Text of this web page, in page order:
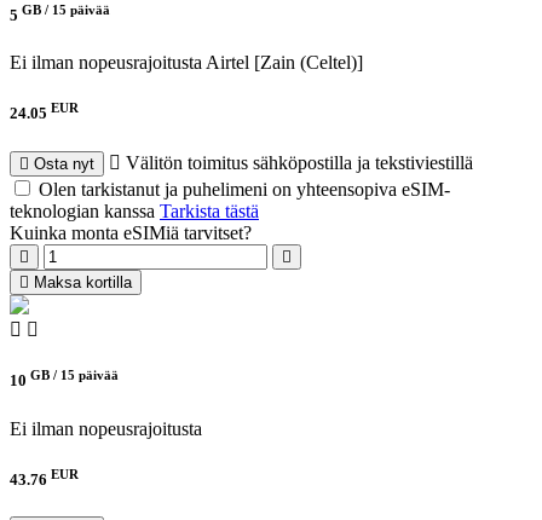
5 GB / 15 päivää
Ei ilman nopeusrajoitusta Airtel [Zain (Celtel)]
24.05 EUR
Osta nyt
Välitön toimitus sähköpostilla ja tekstiviestillä
Olen tarkistanut ja puhelimeni on yhteensopiva eSIM-
teknologian kanssa Tarkista tästä
Kuinka monta eSIMiä tarvitset?
Maksa kortilla
10 GB / 15 päivää
Ei ilman nopeusrajoitusta
43.76 EUR